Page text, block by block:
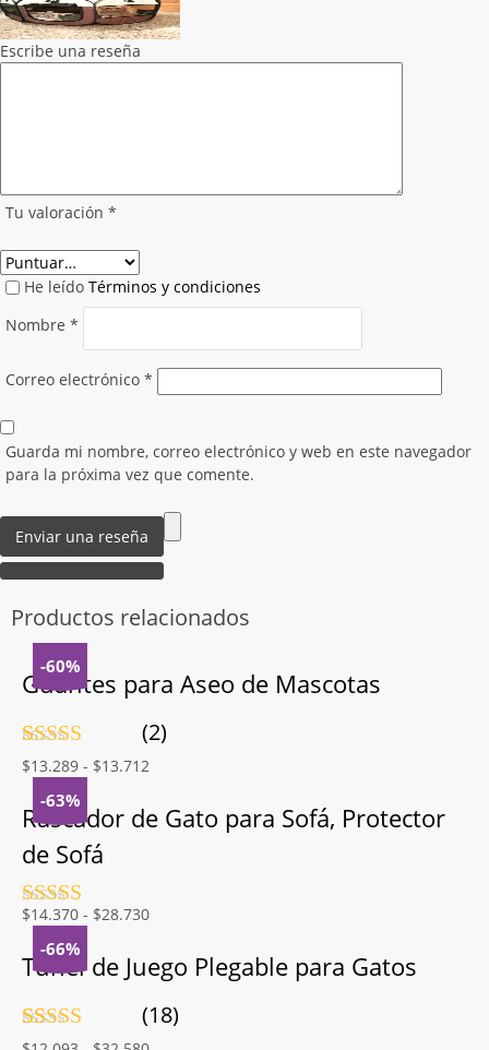
Escribe una reseña
Tu valoración *
He leído Términos y condiciones
Nombre *
Correo electrónico *
Guarda mi nombre, correo electrónico y web en este navegador
para la próxima vez que comente.
Productos relacionados
-60%
Guantes para Aseo de Mascotas
Valorado
con5.00de
5 en base a
2
valoraciones
de clientes
(2)
$13.289 - $13.712
precios:
desde
-63%
Rascador de Gato para Sofá, Protector
de Sofá
Valorado
5
$14.370 - $28.730Rango
precios:
desde
$14.370
hasta
-66%
Túnel de Juego Plegable para Gatos
Valorado
18
(18)